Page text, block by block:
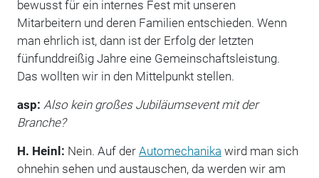
bewusst für ein internes Fest mit unseren
Mitarbeitern und deren Familien entschieden. Wenn
man ehrlich ist, dann ist der Erfolg der letzten
fünfunddreißig Jahre eine Gemeinschaftsleistung.
Das wollten wir in den Mittelpunkt stellen.
asp: Also kein großes Jubiläumsevent mit der
Branche?
H. Heinl: Nein. Auf der Automechanika wird man sich
ohnehin sehen und austauschen, da werden wir am